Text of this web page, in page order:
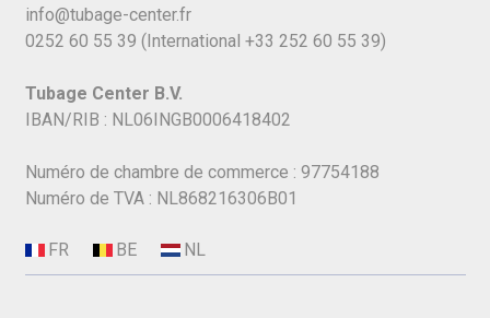
info@tubage-center.fr
0252 60 55 39 (International +33 252 60 55 39)
Tubage Center B.V.
IBAN/RIB : NL06INGB0006418402
Numéro de chambre de commerce : 97754188
Numéro de TVA : NL868216306B01